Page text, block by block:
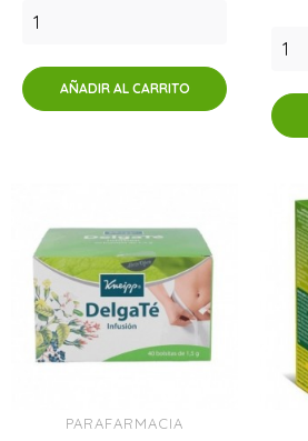
AÑADIR AL CARRITO
PARAFARMACIA